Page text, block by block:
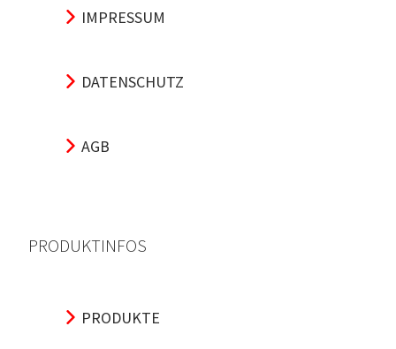
IMPRESSUM
DATENSCHUTZ
AGB
PRODUKTINFOS
PRODUKTE